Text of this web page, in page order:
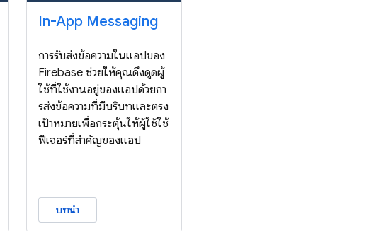
In-App Messaging
การรับส่งข้อความในแอปของ
Firebase ช่วยให้คุณดึงดูดผู้
ใช้ที่ใช้งานอยู่ของแอปด้วยกา
รส่งข้อความที่มีบริบทและตรง
เป้าหมายเพื่อกระตุ้นให้ผู้ใช้ใช้
ฟีเจอร์ที่สำคัญของแอป
บทนำ